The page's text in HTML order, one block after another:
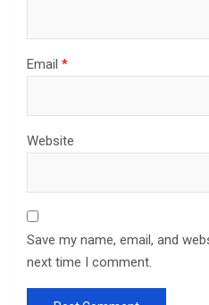
Email *
Website
Save my name, email, and
next time I comment.